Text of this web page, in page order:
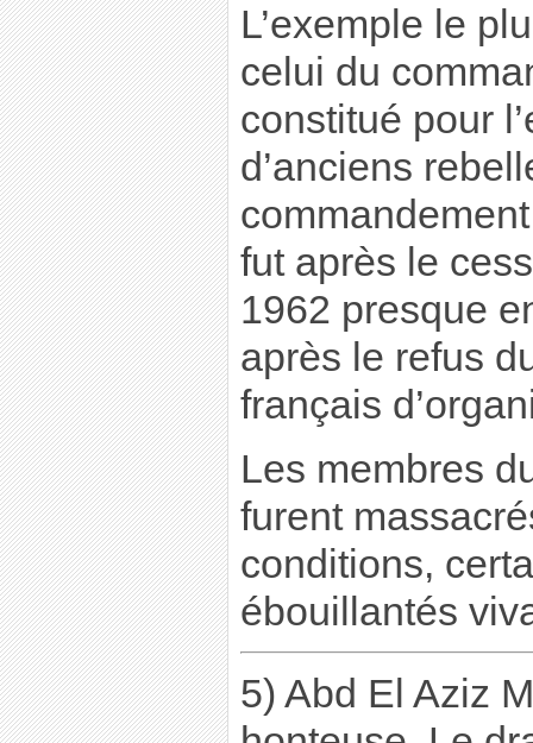
L’exemple le
celui du
constitué pour
d’anciens
fut après le
1962 presque
après le refus
français
Les membres
furent
conditions,
ébouillantés
5) Abd El Aziz